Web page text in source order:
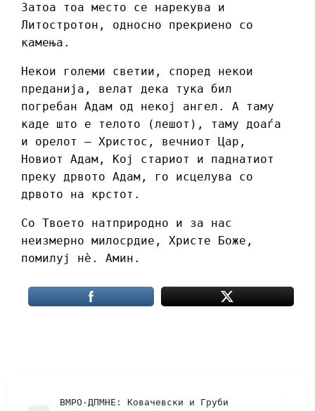
Затоа тоа место се нарекува и
Литостротон, односно прекриено со
камења.
Некои големи светии, според некои
преданија, велат дека тука бил
погребан Адам од некој ангел. А таму
каде што е телото (лешот), таму доаѓа
и орелот – Христос, вечниот Цар,
Новиот Адам, Кој стариот и паднатиот
преку дрвото Адам, го исцелува со
дрвото на крстот.
Со Твоето натприродно и за нас
неизмерно милосрдие, Христе Боже,
помилуј нè. Амин.
ВМРО-ДПМНЕ: Ковачевски и Груби